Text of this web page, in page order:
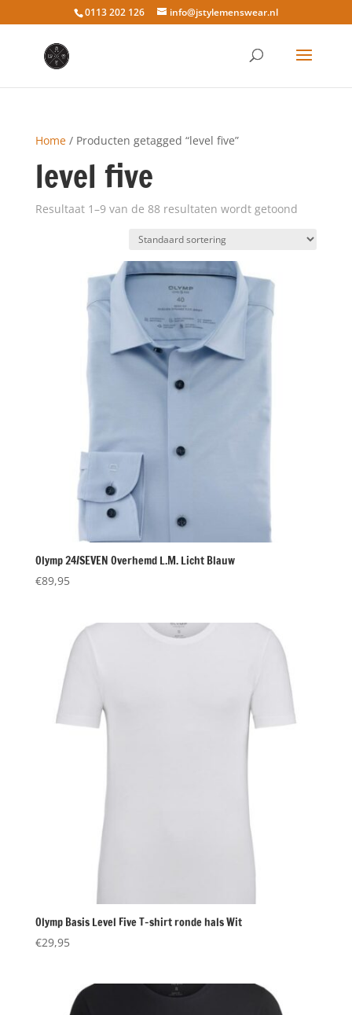
0113 202 126 info@jstylemenswear.nl
Home/ Producten getagged “level five”
level five
Resultaat 1–9 van de 88 resultaten wordt getoond
Olymp 24/SEVEN Overhemd L.M. Licht Blauw
€89,95
Olymp Basis Level Five T-shirt ronde hals Wit
€29,95